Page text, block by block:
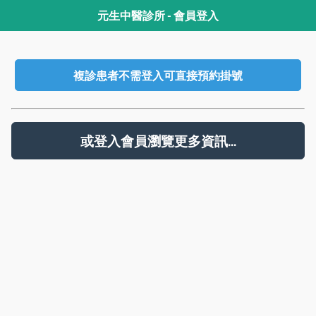
元生中醫診所 - 會員登入
複診患者不需登入可直接預約掛號
或登入會員瀏覽更多資訊...